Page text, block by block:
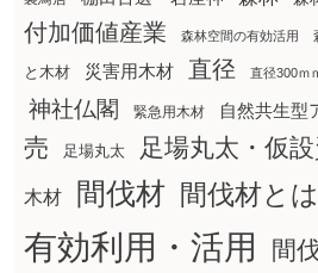
付加価値産業
森林空間の有効活用
と木材 災害用木材 直径 直径300ｍ
神社仏閣 緊急用木材 自然共生型
売
足場丸太 足場丸太・仮
木材 間伐材 間伐材と
有効利用・活用
間